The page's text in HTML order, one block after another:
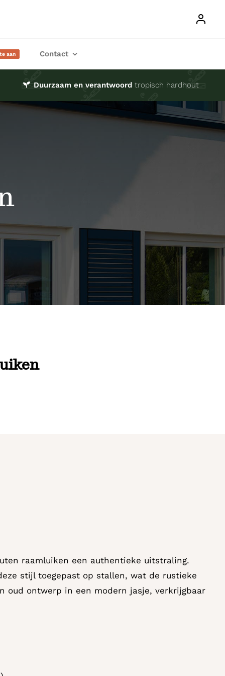
aan Contact
Duurzaam en verantwoordtropisch hardhout
raamluiken een authentieke uitstraling.
stijl toegepast op stallen, wat de rustieke
oud ontwerp in een modern jasje, verkrijgbaar